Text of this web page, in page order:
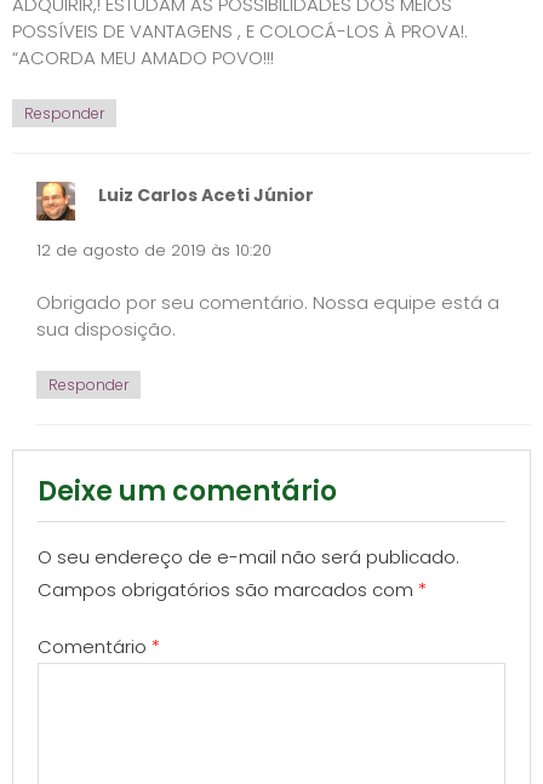
POSSÍVEIS DE VANTAGENS , E COLOCÁ-LOS À PROVA!.
“ACORDA MEU AMADO POVO!!!
Responder
Luiz Carlos Aceti Júnior
12 de agosto de 2019 às 10:20
Obrigado por seu comentário. Nossa equipe está a
sua disposição.
Responder
Deixe um comentário
O seu endereço de e-mail não será publicado.
Campos obrigatórios são marcados com *
Comentário *